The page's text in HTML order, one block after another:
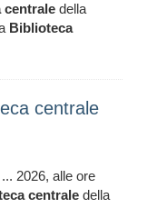
centrale della
Biblioteca
centrale
2026, alle ore
centrale della